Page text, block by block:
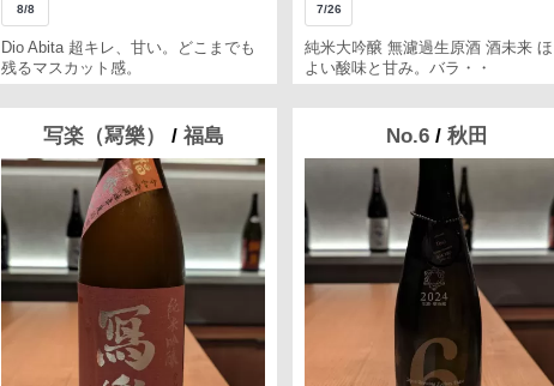
8/8
Dio Abita 超キレ、甘い。どこまでも
残るマスカット感。
7/26
純米大吟醸 無濾過生原酒 酒未来
よい酸味と甘み。バラ・・
写楽（冩樂） / 福島 No.6 / 秋田